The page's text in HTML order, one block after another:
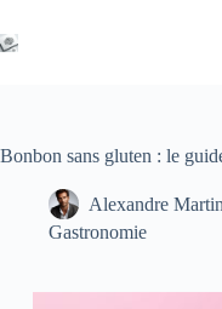
au
contenu
Bonbon sans gluten : le
Alexandre Martin
Gastronomie